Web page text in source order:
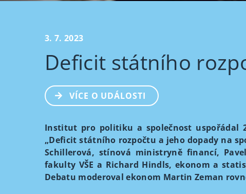
3. 7. 2023
Deficit státního
VÍCE O UDÁLOSTI
Institut pro politiku a společnost uspořádal
„Deficit státního rozpočtu a jeho dopady na
Schillerová, stínová ministryně financí,
fakulty VŠE a Richard Hindls, ekonom a
Debatu moderoval ekonom Martin Zeman